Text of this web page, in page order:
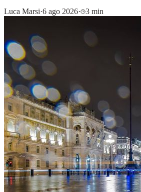
Luca Marsi·6 ago 2026· 3 min